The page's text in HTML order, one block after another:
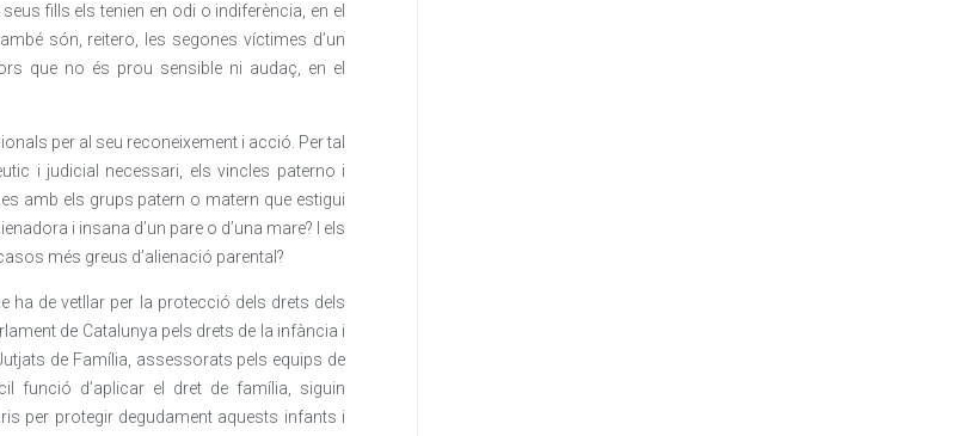
fills els tenien en odi o indiferència, en el
són, reitero, les segones víctimes d’un
que no és prou sensible ni audaç, en el
per al seu reconeixement i acció. Per tal
i judicial necessari, els vincles paterno i
amb els grups patern o matern que estigui
i insana d’un pare o d’una mare? I els
més greus d’alienació parental?
ha de vetllar per la protecció dels drets dels
de Catalunya pels drets de la infància i
de Família, assessorats pels equips de
funció d’aplicar el dret de família, siguin
per protegir degudament aquests infants i